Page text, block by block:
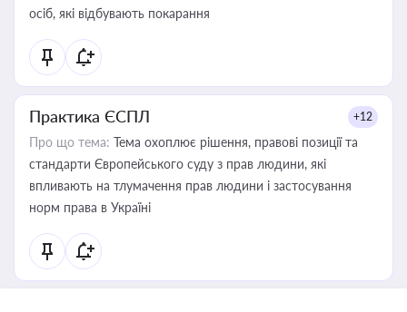
осіб, які відбувають покарання
Практика ЄСПЛ +12
Про що тема: Тема охоплює рішення, правові позиції та
стандарти Європейського суду з прав людини, які
впливають на тлумачення прав людини і застосування
норм права в Україні